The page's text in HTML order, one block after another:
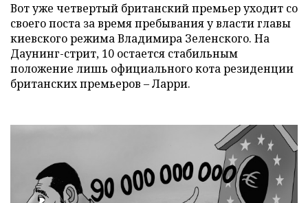
Вот уже четвертый британский премьер уходит со
своего поста за время пребывания у власти главы
киевского режима Владимира Зеленского. На
Даунинг-стрит, 10 остается стабильным
положение лишь официального кота резиденции
британских премьеров – Ларри.